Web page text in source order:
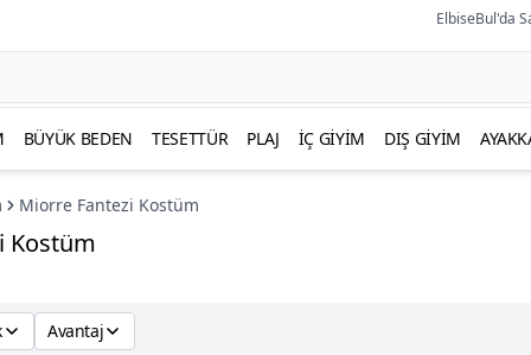
ElbiseBul'da
BÜYÜK BEDEN TESETTÜR PLAJ İÇ GIYIM DIŞ GIYIM
Miorre Fantezi Kostüm
Kostüm
Avantaj